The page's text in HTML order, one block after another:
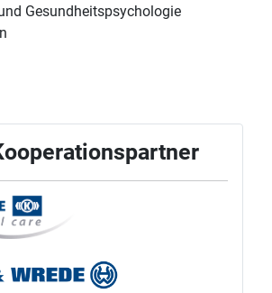
Gesundheitspsychologie